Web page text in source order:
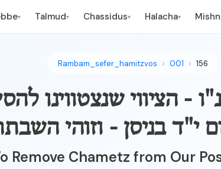
▾ Talmud▾ Chassidus▾ Halacha▾
Rambam_sefer_hamitzvos 001 156
- הציווי שנצטווינו
י"ד בניסן - וזוהי
Remove Chametz from Our